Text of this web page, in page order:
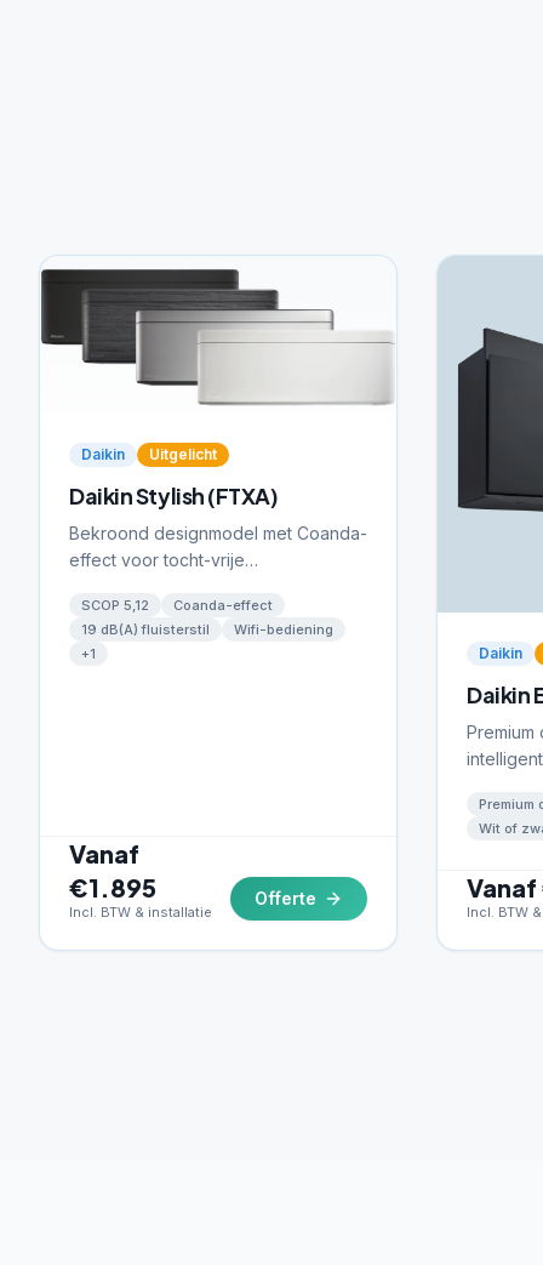
Daikin Uitgelicht
Daikin Stylish (FTXA)
Bekroond designmodel met Coanda-
effect voor tocht-vrije
slechts 19 dB(A).
SCOP 5,12
Coanda-effect
19 dB(A) fluisterstil
Wifi-bediening
+1
Vanaf
€1.895
Incl. BTW & installatie
Offerte
Daikin
Daikin
Premium
Premium
Wit of
Incl. BTW